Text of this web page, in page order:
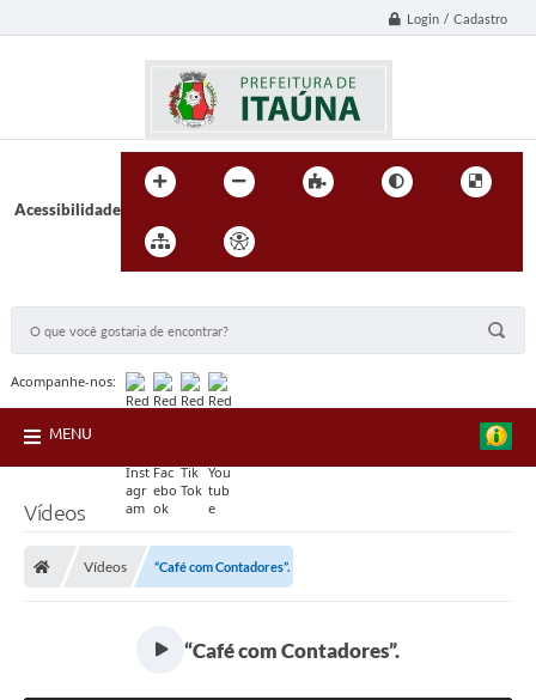
Login / Cadastro
Acessibilidade
Acompanhe-nos:
MENU
Vídeos
Vídeos “Café com Contadores”.
“Café com Contadores”.